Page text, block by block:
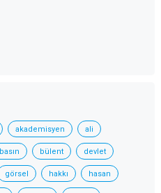
akademisyen ali
basın bülent devlet
görsel hakkı hasan